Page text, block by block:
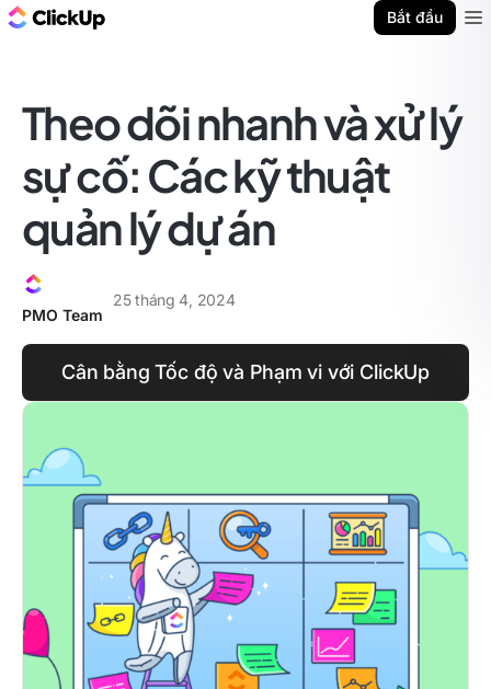
Bắt đầu
Theo dõi nhanh và xử lý
sự cố: Các kỹ thuật
quản lý dự án
PMO Team
25 tháng 4, 2024
Cân bằng Tốc độ và Phạm vi với ClickUp